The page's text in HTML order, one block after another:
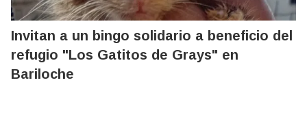
Invitan a un bingo solidario a beneficio del
refugio "Los Gatitos de Grays" en
Bariloche